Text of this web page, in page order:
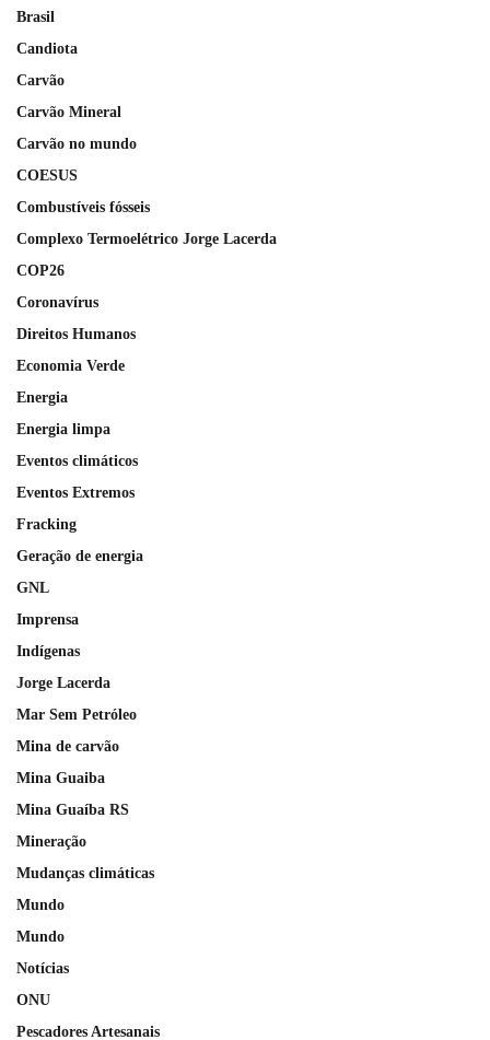
Brasil
Candiota
Carvão
Carvão Mineral
Carvão no mundo
COESUS
Combustíveis fósseis
Complexo Termoelétrico Jorge Lacerda
COP26
Coronavírus
Direitos Humanos
Economia Verde
Energia
Energia limpa
Eventos climáticos
Eventos Extremos
Fracking
Geração de energia
GNL
Imprensa
Indígenas
Jorge Lacerda
Mar Sem Petróleo
Mina de carvão
Mina Guaiba
Mina Guaíba RS
Mineração
Mudanças climáticas
Mundo
Mundo
Notícias
ONU
Pescadores Artesanais